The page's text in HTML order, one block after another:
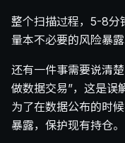
整个扫描过程，5-8分
量本不必要的风险暴露
还有一件事需要说清
做数据交易”，这是误
为了在数据公布的时
暴露，保护现有持仓。